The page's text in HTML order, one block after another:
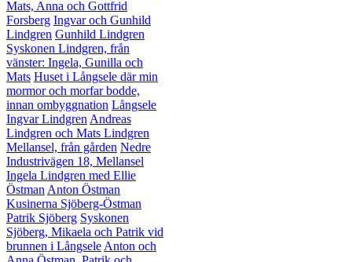
Mats, Anna och Gottfrid
Forsberg Ingvar och Gunhild
Lindgren Gunhild Lindgren
Syskonen Lindgren, från
vänster: Ingela, Gunilla och
Mats Huset i Långsele där min
mormor och morfar bodde,
innan ombyggnation Långsele
Ingvar Lindgren Andreas
Lindgren och Mats Lindgren
Mellansel, från gården Nedre
Industrivägen 18, Mellansel
Ingela Lindgren med Ellie
Östman Anton Östman
Kusinerna Sjöberg-Östman
Patrik Sjöberg Syskonen
Sjöberg, Mikaela och Patrik vid
brunnen i Långsele Anton och